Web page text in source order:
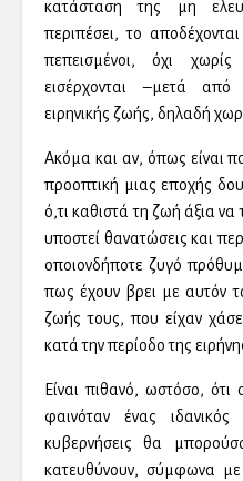
κατάσταση της μη
περιπέσει, το
πεπεισμένοι, όχι χωρίς
εισέρχονται –μετά από
ειρηνικής ζωής, δηλαδή
Ακόμα και αν, όπως είναι
προοπτική μιας εποχής
ό,τι καθιστά τη ζωή άξια να
υποστεί θανατώσεις και
οποιονδήποτε ζυγό
πως έχουν βρει με αυτόν
ζωής τους, που είχαν
κατά την περίοδο της
Είναι πιθανό, ωστόσο,
φαινόταν ένας
κυβερνήσεις θα
κατευθύνουν, σύμφωνα